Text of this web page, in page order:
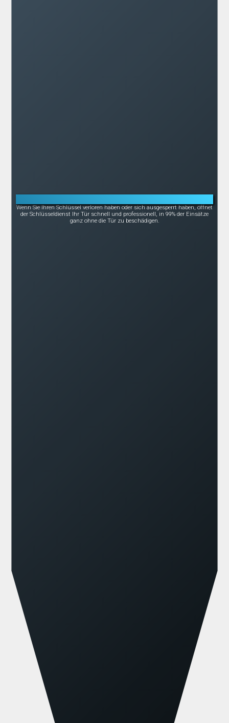
Wenn Sie Ihren Schlüssel verloren haben oder sich ausgesperrt haben, öffnet
der Schlüsseldienst Ihr Tür schnell und professionell, in 99% der Einsätze
ganz ohne die Tür zu beschädigen.